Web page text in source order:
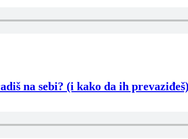
na sebi? (i kako da ih